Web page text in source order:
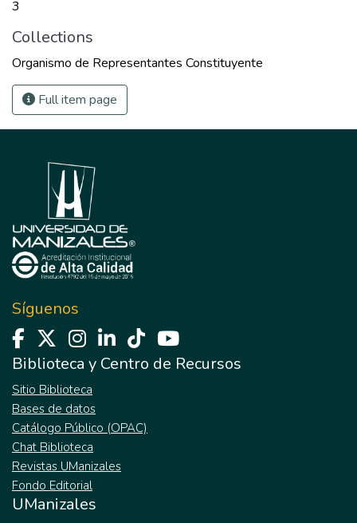
3
Collections
Organismo de Representantes Constituyente
Full item page
Síguenos
Biblioteca y Centro de Recursos
Sitio Biblioteca
Bases de datos
Catálogo Público (OPAC)
Chat Biblioteca
Revistas UManizales
Fondo Editorial
UManizales